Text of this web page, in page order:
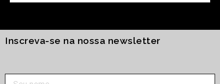
Inscreva-se na nossa newsletter